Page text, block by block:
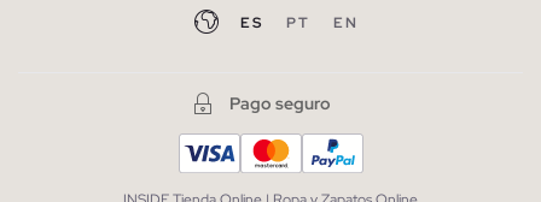
ES PT EN
Pago seguro